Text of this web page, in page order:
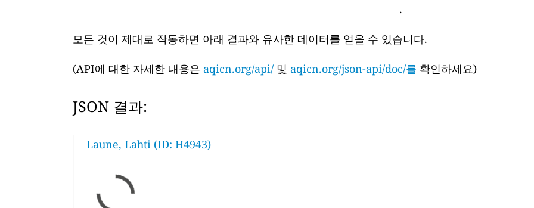
.
모든 것이 제대로 작동하면 아래 결과와 유사한 데이터를 얻을 수 있습니다.
(API에 대한 자세한 내용은 aqicn.org/api/ 및 aqicn.org/json-api/doc/를 확인하세요)
JSON 결과:
Laune, Lahti (ID: H4943)